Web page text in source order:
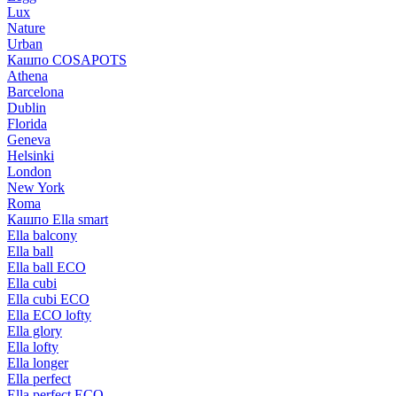
Lux
Nature
Urban
Кашпо COSAPOTS
Athena
Barcelona
Dublin
Florida
Geneva
Helsinki
London
New York
Roma
Кашпо Ella smart
Ella balcony
Ella ball
Ella ball ECO
Ella cubi
Ella cubi ECO
Ella ECO lofty
Ella glory
Ella lofty
Ella longer
Ella perfect